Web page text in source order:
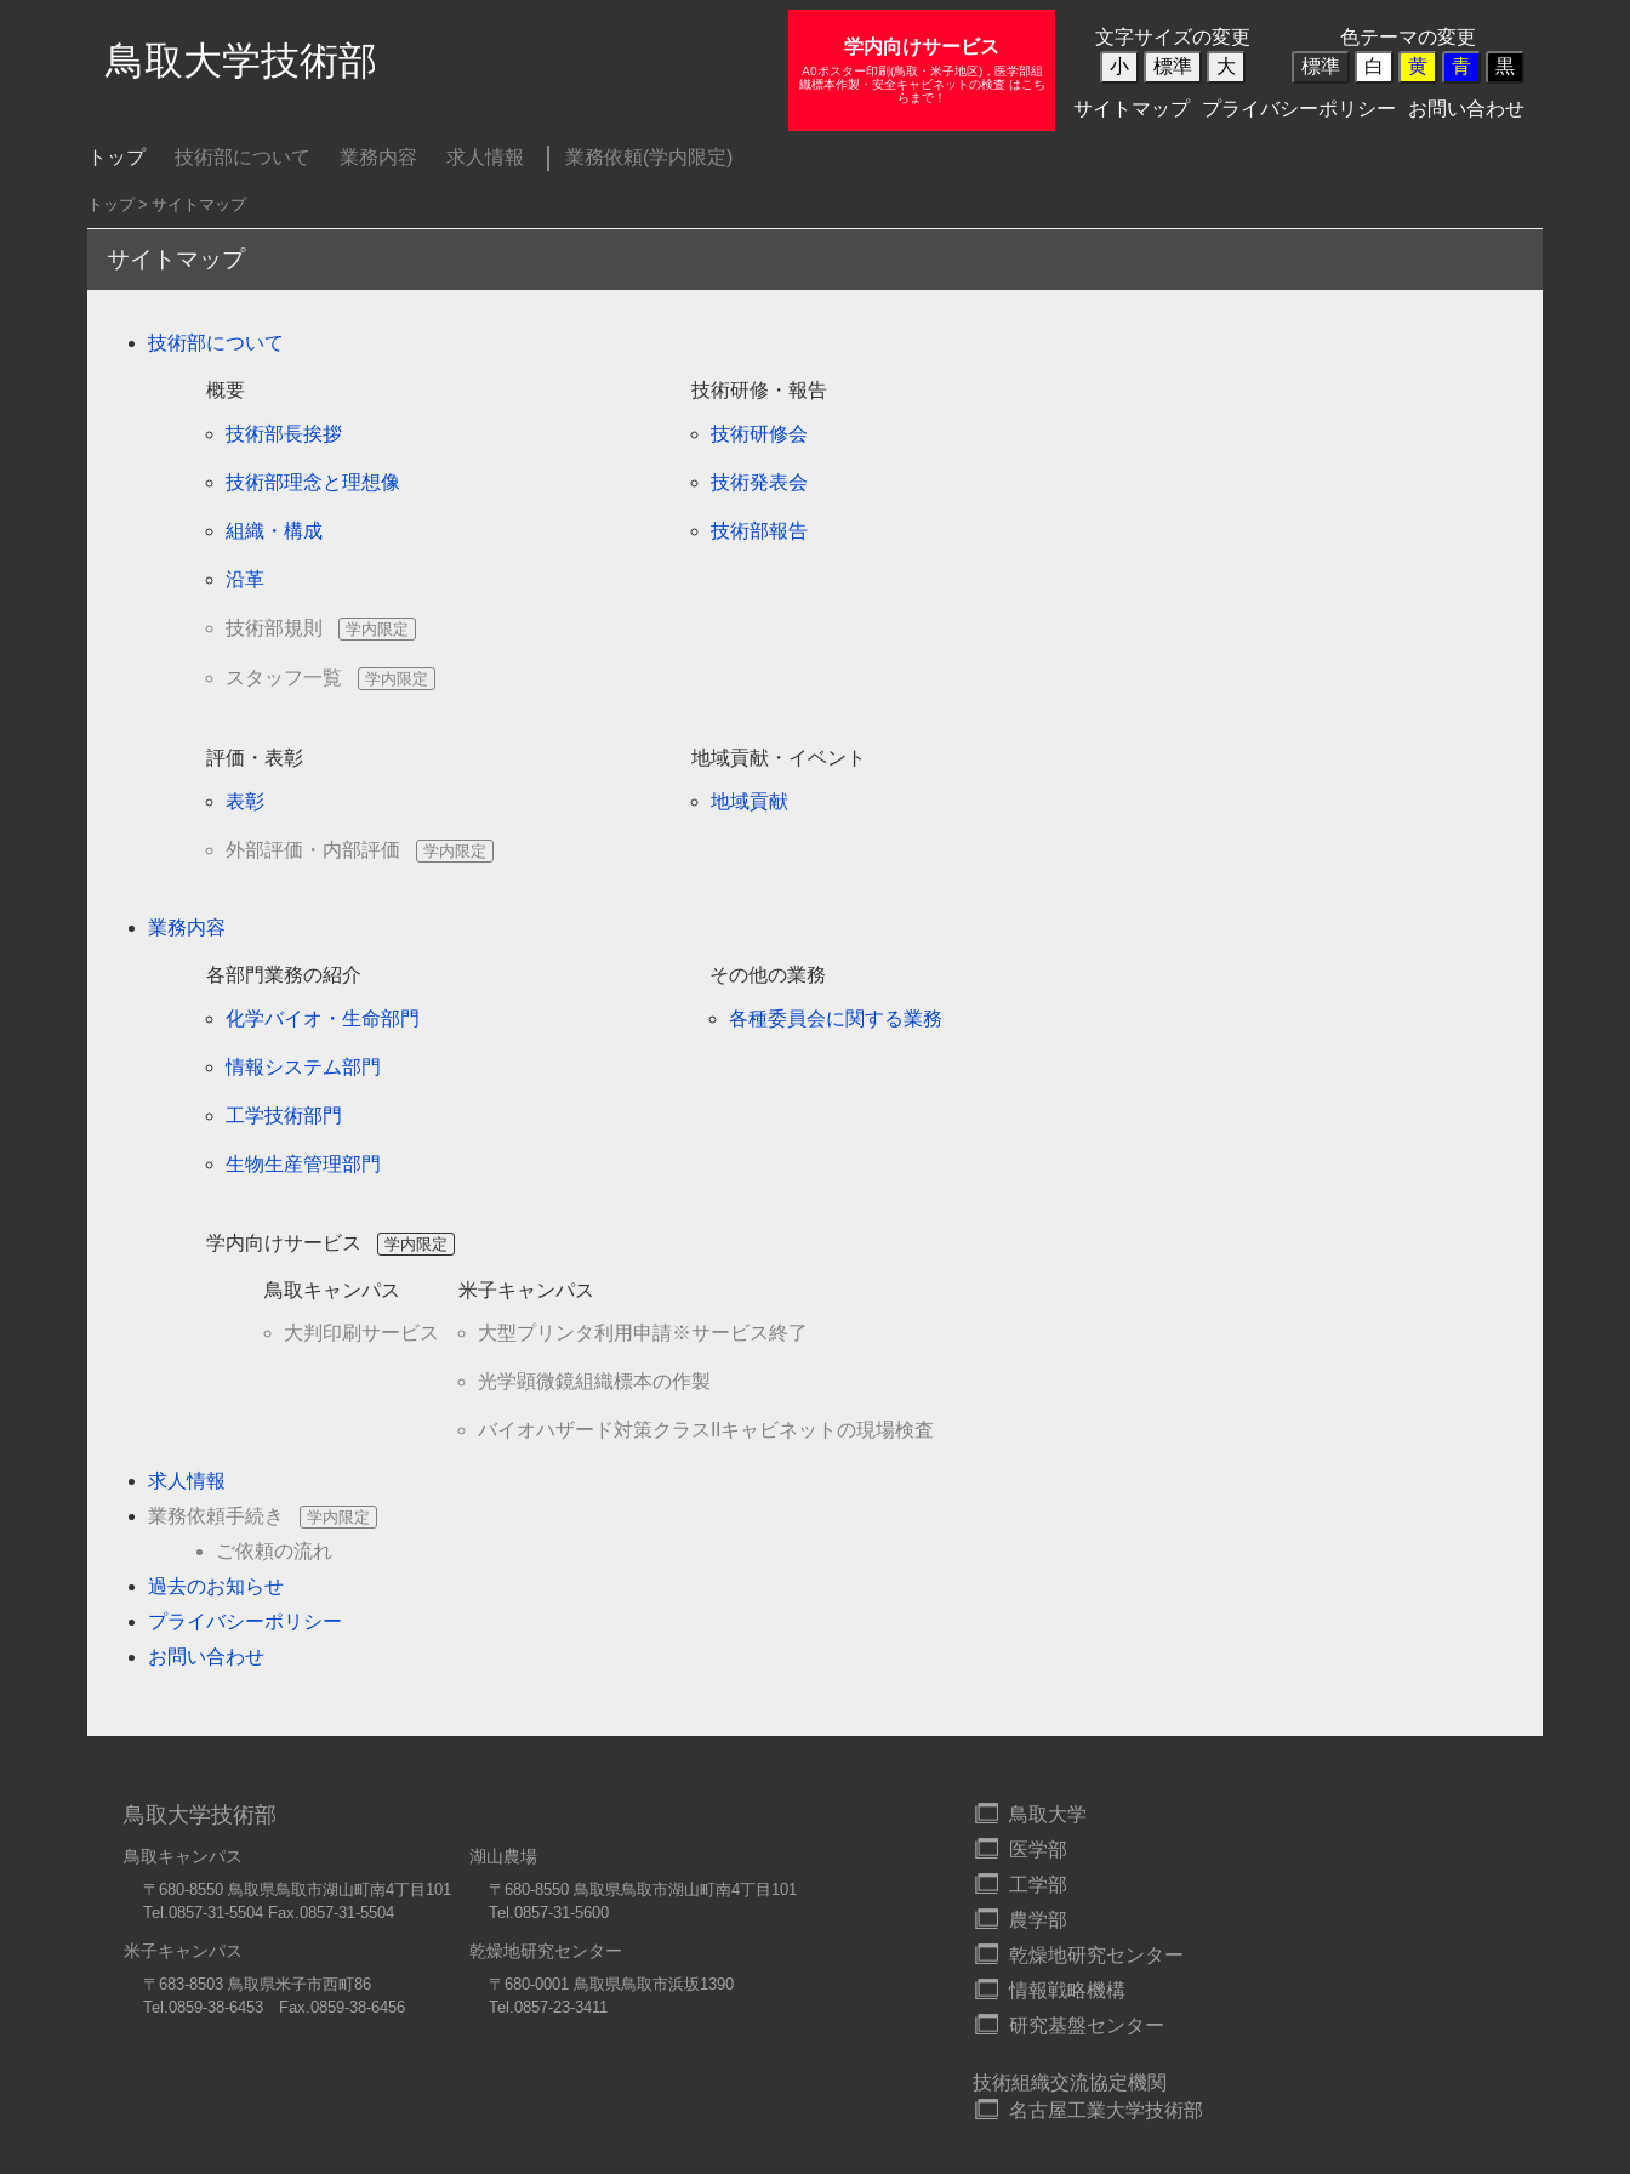
鳥取大学技術部 学内向けサービス
A0ポスター印刷(鳥取・米子地区)，医学部組
織標本作製・安全キャビネットの検査 はこち
らまで！
文字サイズの変更
小
標準 大
色テーマの変更
標準
白 黄 青 黒
サイトマップ プライバシーポリシー お問い合わせ
トップ 技術部について 業務内容 求人情報 業務依頼(学内限定)
トップ サイトマップ
サイトマップ
技術部について
概要
技術部長挨拶
技術部理念と理想像
組織・構成
沿革
技術部規則
スタッフ一覧
技術研修・報告
技術研修会
技術発表会
技術部報告
評価・表彰
表彰
外部評価・内部評価
地域貢献・イベント
地域貢献
業務内容
各部門業務の紹介
化学バイオ・生命部門
情報システム部門
工学技術部門
生物生産管理部門
その他の業務
各種委員会に関する業務
学内向けサービス
鳥取キャンパス
大判印刷サービス
米子キャンパス
大型プリンタ利用申請※サービス終了
光学顕微鏡組織標本の作製
バイオハザード対策クラスIIキャビネットの現場検査
求人情報
業務依頼手続き
ご依頼の流れ
過去のお知らせ
プライバシーポリシー
お問い合わせ
鳥取大学技術部
鳥取キャンパス
〒680-8550 鳥取県鳥取市湖山町南4丁目101
Tel.0857-31-5504 Fax.0857-31-5504
米子キャンパス
〒683-8503 鳥取県米子市西町86
Tel.0859-38-6453 Fax.0859-38-6456
湖山農場
〒680-8550 鳥取県鳥取市湖山町南4丁目101
Tel.0857-31-5600
乾燥地研究センター
〒680-0001 鳥取県鳥取市浜坂1390
Tel.0857-23-3411
鳥取大学
医学部
工学部
農学部
乾燥地研究センター
情報戦略機構
研究基盤センター
技術組織交流協定機関
名古屋工業大学技術部